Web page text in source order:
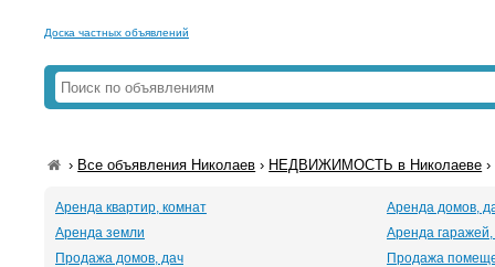
Доска частных объявлений
› Все объявления Николаев › НЕДВИЖИМОСТЬ в Николаеве ›
Аренда квартир, комнат
Аренда домов,
Аренда земли
Аренда гаражей,
Продажа домов, дач
Продажа